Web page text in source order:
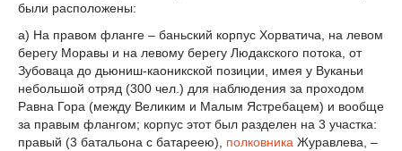
были расположены:
а) На правом фланге – баньский корпус Хорватича, на левом
берегу Моравы и на левому берегу Людакского потока, от
Зубоваца до дьюниш-каоникской позиции, имея у Вуканьи
небольшой отряд (300 чел.) для наблюдения за проходом
Равна Гора (между Великим и Малым Ястребацем) и вообще
за правым флангом; корпус этот был разделен на 3 участка:
правый (3 батальона с батареею), полковника Журавлева, –